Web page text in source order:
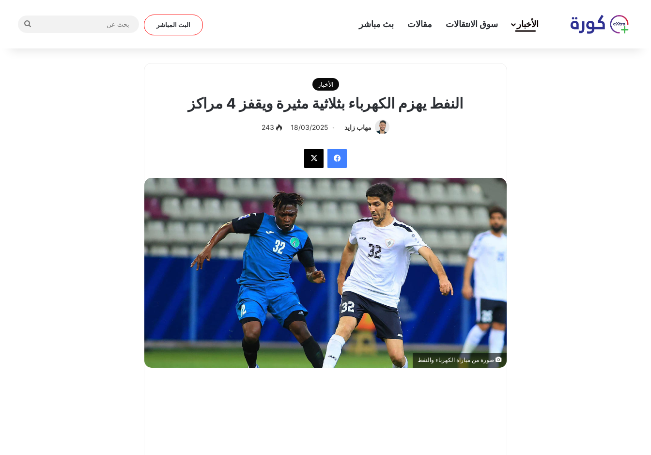
الأخبار سوق الانتقالات مقالات بث مباشر البث المباشر
الأخبار
النفط يهزم الكهرباء بثلاثية مثيرة ويقفز 4 مراكز
مهاب زايد 18/03/2025
243
فيسبوك
صورة من مباراة الكهرباء والنفط